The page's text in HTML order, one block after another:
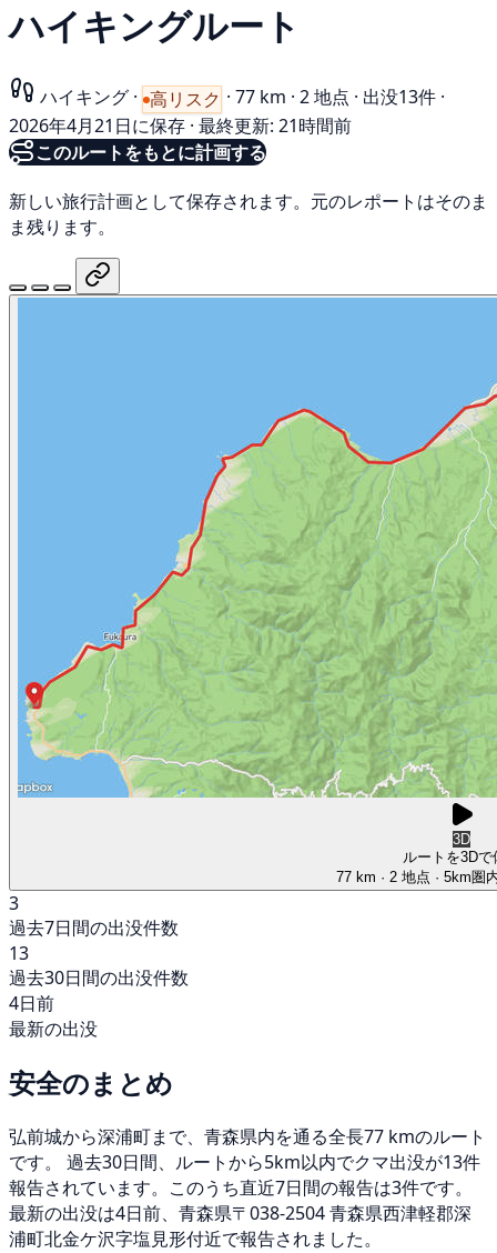
ハイキングルート
ハイキング · 高リスク · 77 km · 2 地点 · 出没13件 ·
2026年4月21日に保存 · 最終更新: 21時間前
このルートをもとに計画する
新しい旅行計画として保存されます。元のレポートはそのま
ま残ります。
3D
ルートを3Dで
77 km · 2 地点 · 5km圏
3
過去7日間の出没件数
13
過去30日間の出没件数
4日前
最新の出没
安全のまとめ
弘前城から深浦町まで、青森県内を通る全長77 kmのルート
です。 過去30日間、ルートから5km以内でクマ出没が13件
報告されています。このうち直近7日間の報告は3件です。
最新の出没は4日前、青森県〒038-2504 青森県西津軽郡深
浦町北金ケ沢字塩見形付近で報告されました。